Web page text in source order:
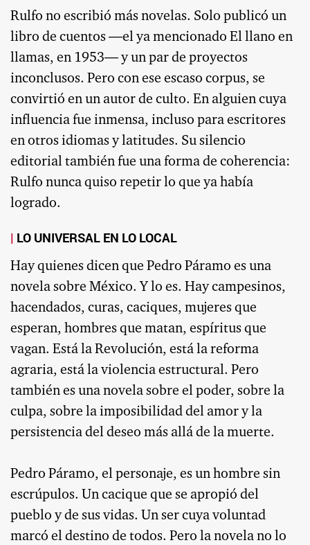
Rulfo no escribió más novelas. Solo publicó un
libro de cuentos —el ya mencionado El llano en
llamas, en 1953— y un par de proyectos
inconclusos. Pero con ese escaso corpus, se
convirtió en un autor de culto. En alguien cuya
influencia fue inmensa, incluso para escritores
en otros idiomas y latitudes. Su silencio
editorial también fue una forma de coherencia:
Rulfo nunca quiso repetir lo que ya había
logrado.
LO UNIVERSAL EN LO LOCAL
Hay quienes dicen que Pedro Páramo es una
novela sobre México. Y lo es. Hay campesinos,
hacendados, curas, caciques, mujeres que
esperan, hombres que matan, espíritus que
vagan. Está la Revolución, está la reforma
agraria, está la violencia estructural. Pero
también es una novela sobre el poder, sobre la
culpa, sobre la imposibilidad del amor y la
persistencia del deseo más allá de la muerte.
Pedro Páramo, el personaje, es un hombre sin
escrúpulos. Un cacique que se apropió del
pueblo y de sus vidas. Un ser cuya voluntad
marcó el destino de todos. Pero la novela no lo